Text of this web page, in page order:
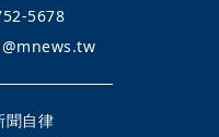
5678
聞自律